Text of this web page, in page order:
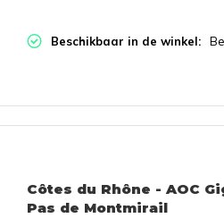
Beschikbaar in de winkel:
Côtes du Rhône - AOC
Pas de Montmirail